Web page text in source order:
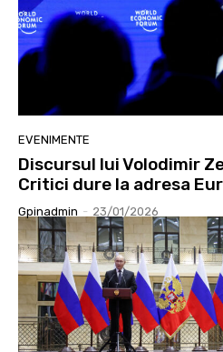
EVENIMENTE
Discursul lui Volodimir
Critici dure la adresa
Gpinadmin - 23/01/2026